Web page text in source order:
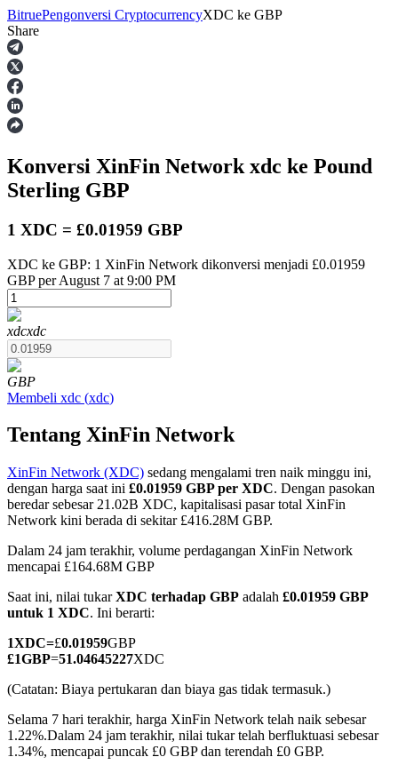
Berjangka
USDT Berjangka
COIN-M Berjangka
Mata Uang Kripto Berjangka
TradFi
Derivatif saham, forex, logam mulia, dan komoditas
BitruePengonversi CryptocurrencyXDC ke GBP
Share
Konversi XinFin Network xdc ke Pound
Sterling GBP
1 XDC = £0.01959 GBP
XDC ke GBP: 1 XinFin Network dikonversi menjadi £0.01959
GBP per August 7 at 9:00 PM
xdcxdc
GBP
Membeli xdc (xdc)
Tentang XinFin Network
XinFin Network (XDC) sedang mengalami tren naik minggu ini,
dengan harga saat ini £0.01959 GBP per XDC. Dengan pasokan
beredar sebesar 21.02B XDC, kapitalisasi pasar total XinFin
Network kini berada di sekitar £416.28M GBP.
Dalam 24 jam terakhir, volume perdagangan XinFin Network
mencapai £164.68M GBP
Saat ini, nilai tukarXDC terhadap GBP adalah £0.01959 GBP
untuk 1 XDC. Ini berarti:
1XDC=£0.01959GBP
£1GBP=51.04645227XDC
(Catatan: Biaya pertukaran dan biaya gas tidak termasuk.)
Selama 7 hari terakhir, harga XinFin Network telah naik sebesar
1.22%.Dalam 24 jam terakhir, nilai tukar telah berfluktuasi sebesar
1.34%, mencapai puncak £0 GBP dan terendah £0 GBP.